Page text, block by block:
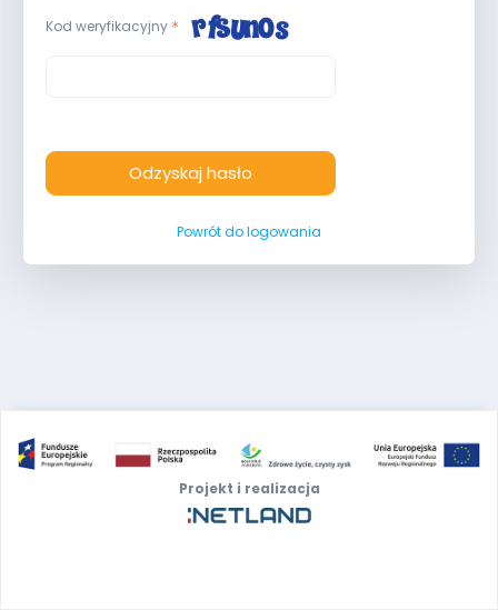
Kod weryfikacyjny
Odzyskaj hasło
Powrót do logowania
Projekt i realizacja